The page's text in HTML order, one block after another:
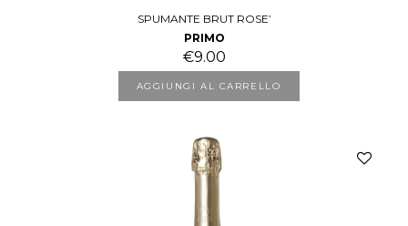
SPUMANTE BRUT ROSE’
PRIMO
€9.00
AGGIUNGI AL CARRELLO